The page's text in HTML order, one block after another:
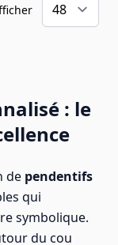
: le
de pendentifs
qui
symbolique.
du cou